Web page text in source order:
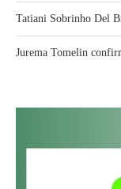
Tatiani Sobrinho Del
Jurema Tomelin